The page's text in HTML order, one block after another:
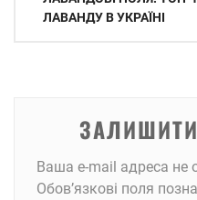
записів
ЛАВАНДУ В УКРАЇНІ
Ваша e-mail адреса
Обов’язкові поля